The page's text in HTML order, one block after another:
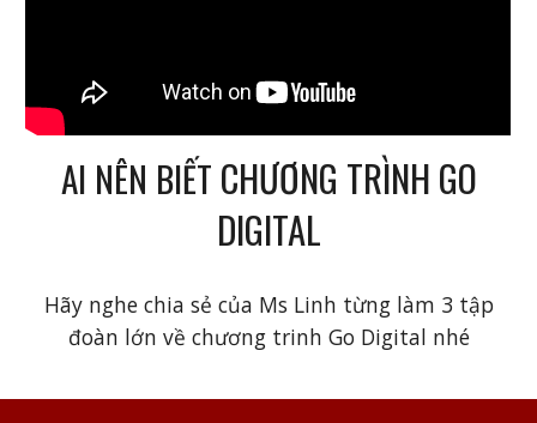
AI NÊN BIẾT CHƯƠNG TRÌNH GO
DIGITAL
Hãy nghe chia sẻ của Ms Linh từng làm 3 tập
đoàn lớn về chương trinh Go Digital nhé